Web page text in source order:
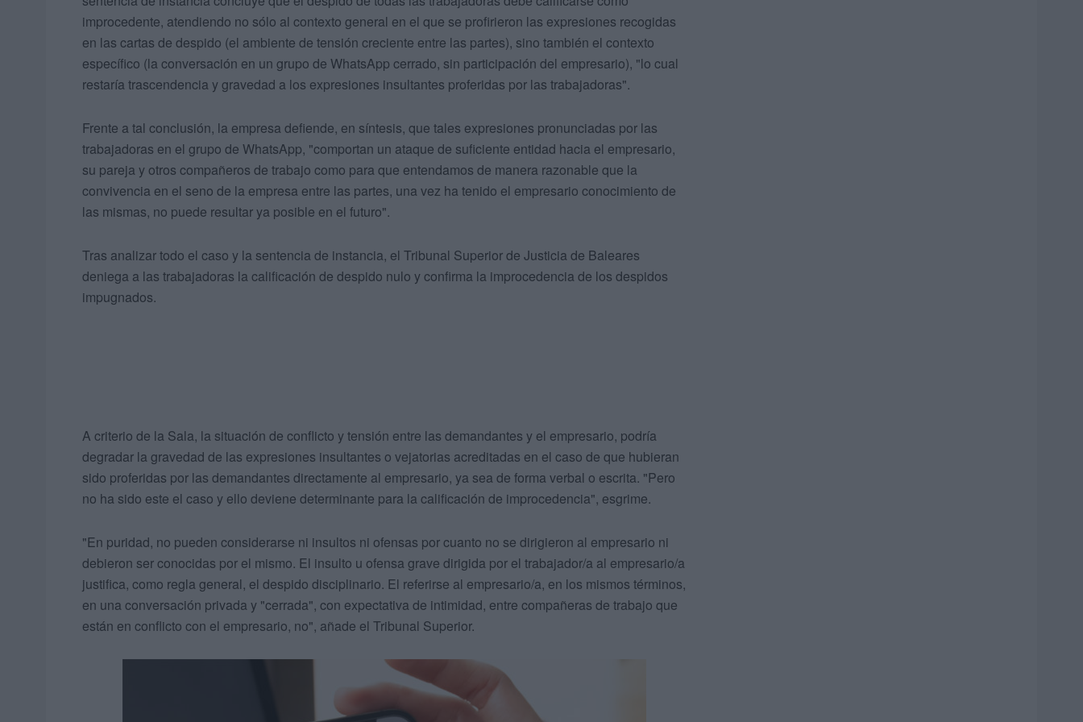
improcedente, atendiendo no sólo al contexto general en el que se profirieron las expresiones recogidas
en las cartas de despido (el ambiente de tensión creciente entre las partes), sino también el contexto
específico (la conversación en un grupo de WhatsApp cerrado, sin participación del empresario), "lo cual
restaría trascendencia y gravedad a los expresiones insultantes proferidas por las trabajadoras".
Frente a tal conclusión, la empresa defiende, en síntesis, que tales expresiones pronunciadas por las
trabajadoras en el grupo de WhatsApp, "comportan un ataque de suficiente entidad hacia el empresario,
su pareja y otros compañeros de trabajo como para que entendamos de manera razonable que la
convivencia en el seno de la empresa entre las partes, una vez ha tenido el empresario conocimiento de
las mismas, no puede resultar ya posible en el futuro".
Tras analizar todo el caso y la sentencia de instancia, el Tribunal Superior de Justicia de Baleares
deniega a las trabajadoras la calificación de despido nulo y confirma la improcedencia de los despidos
impugnados.
A criterio de la Sala, la situación de conflicto y tensión entre las demandantes y el empresario, podría
degradar la gravedad de las expresiones insultantes o vejatorias acreditadas en el caso de que hubieran
sido proferidas por las demandantes directamente al empresario, ya sea de forma verbal o escrita. "Pero
no ha sido este el caso y ello deviene determinante para la calificación de improcedencia", esgrime.
"En puridad, no pueden considerarse ni insultos ni ofensas por cuanto no se dirigieron al empresario ni
debieron ser conocidas por el mismo. El insulto u ofensa grave dirigida por el trabajador/a al empresario/a
justifica, como regla general, el despido disciplinario. El referirse al empresario/a, en los mismos términos,
en una conversación privada y "cerrada", con expectativa de intimidad, entre compañeras de trabajo que
están en conflicto con el empresario, no", añade el Tribunal Superior.